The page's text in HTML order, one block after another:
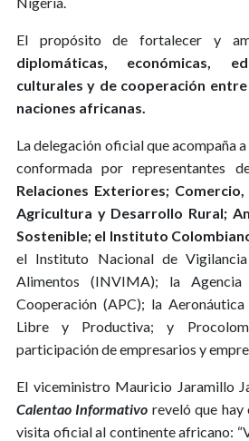
El propósito de fortalecer y
diplomáticas, económicas,
culturales y de cooperación
naciones africanas.
La delegación oficial que acompaña
conformada por representantes
Relaciones Exteriores;
Agricultura y Desarrollo Rural;
Sostenible; el Instituto
el Instituto Nacional de
Alimentos (INVIMA); la
Cooperación (APC); la
Libre y Productiva; y
participación de empresarios y
El viceministro Mauricio Jaramillo
Calentao Informativo reveló que
visita oficial al continente africano: